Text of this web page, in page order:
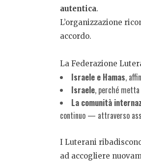
autentica.
L’organizzazione
accordo.
La Federazione
Israele e Hamas,
Israele, perché
La comunità
continuo — attraverso
I Luterani
ad accogliere